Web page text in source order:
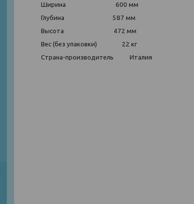
Ширина 600 мм
Глубина 587 мм
Высота 472 мм
Вес (без упаковки) 22 кг
Страна-производитель Италия